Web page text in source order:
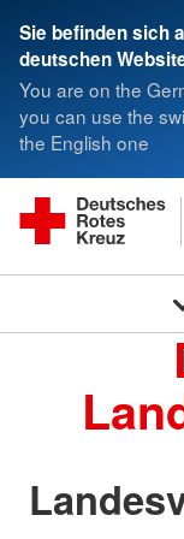
Sie befinden sich
deutschen
You are on the
you can use the
the English one